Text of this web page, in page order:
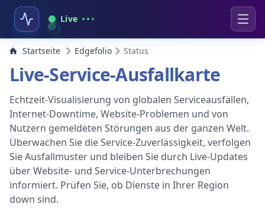
Live
Startseite Edgefolio Status
Live-Service-Ausfallkarte
Echtzeit-Visualisierung von globalen Serviceausfällen,
Internet-Downtime, Website-Problemen und von
Nutzern gemeldeten Störungen aus der ganzen Welt.
Überwachen Sie die Service-Zuverlässigkeit, verfolgen
Sie Ausfallmuster und bleiben Sie durch Live-Updates
über Website- und Service-Unterbrechungen
informiert. Prüfen Sie, ob Dienste in Ihrer Region
down sind.